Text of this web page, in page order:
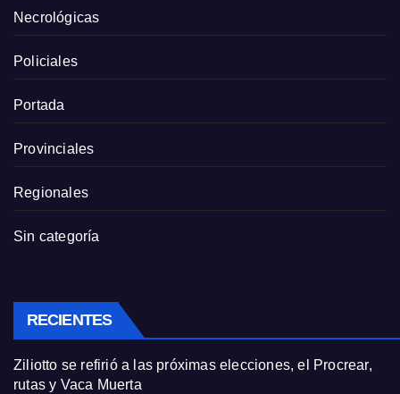
Necrológicas
Policiales
Portada
Provinciales
Regionales
Sin categoría
RECIENTES
Ziliotto se refirió a las próximas elecciones, el Procrear,
rutas y Vaca Muerta